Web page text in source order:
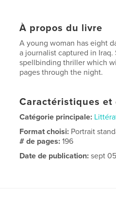
À propos du livre
A young woman has eight
a journalist captured in Iraq.
spellbinding thriller which
pages through the night.
Caractéristiques et
Catégorie principale:
Format choisi: Portrait
# de pages:196
Date de publication: sept